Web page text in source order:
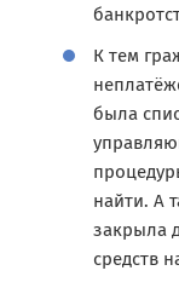
К тем
была
найти. А
закрыла
средств